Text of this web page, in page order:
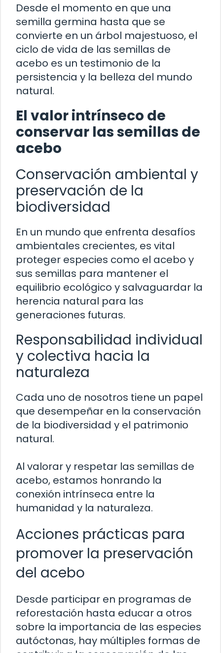
Desde el momento en que una
semilla germina hasta que se
convierte en un árbol majestuoso, el
ciclo de vida de las semillas de
acebo es un testimonio de la
persistencia y la belleza del mundo
natural.
El valor intrínseco de
conservar las semillas de
acebo
Conservación ambiental y
preservación de la
biodiversidad
En un mundo que enfrenta desafíos
ambientales crecientes, es vital
proteger especies como el acebo y
sus semillas para mantener el
equilibrio ecológico y salvaguardar la
herencia natural para las
generaciones futuras.
Responsabilidad individual
y colectiva hacia la
naturaleza
Cada uno de nosotros tiene un papel
que desempeñar en la conservación
de la biodiversidad y el patrimonio
natural.
Al valorar y respetar las semillas de
acebo, estamos honrando la
conexión intrínseca entre la
humanidad y la naturaleza.
Acciones prácticas para
promover la preservación
del acebo
Desde participar en programas de
reforestación hasta educar a otros
sobre la importancia de las especies
autóctonas, hay múltiples formas de